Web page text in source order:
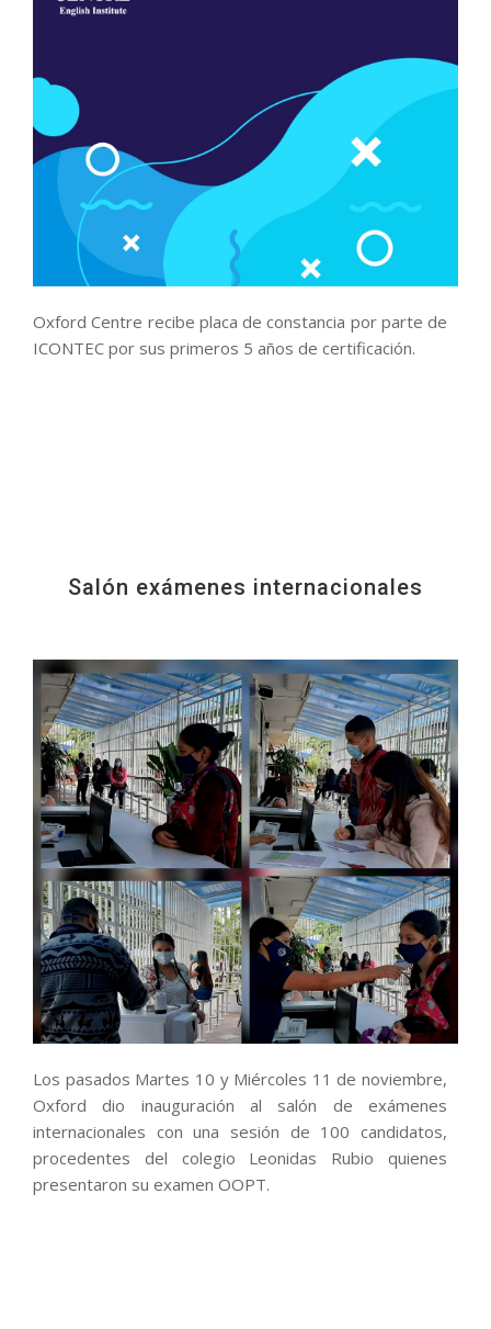
Oxford Centre recibe placa de constancia por parte de
ICONTEC por sus primeros 5 años de certificación.
Salón exámenes internacionales
Los pasados Martes 10 y Miércoles 11 de noviembre,
Oxford dio inauguración al salón de exámenes
internacionales con una sesión de 100 candidatos,
procedentes del colegio Leonidas Rubio quienes
presentaron su examen OOPT.